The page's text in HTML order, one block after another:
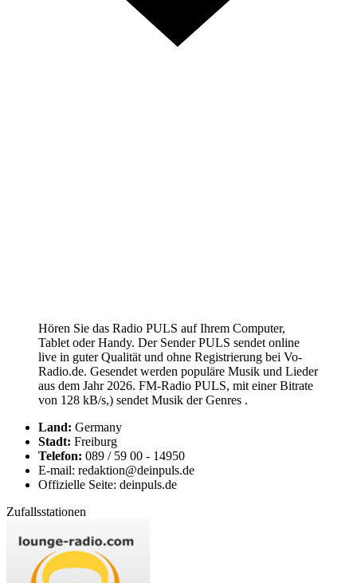
Hören Sie das Radio PULS auf Ihrem Computer,
Tablet oder Handy. Der Sender PULS sendet online
live in guter Qualität und ohne Registrierung bei Vo-
Radio.de. Gesendet werden populäre Musik und Lieder
aus dem Jahr 2026. FM-Radio PULS, mit einer Bitrate
von 128 kB/s,) sendet Musik der Genres .
Land: Germany
Stadt: Freiburg
Telefon: 089 / 59 00 - 14950
E-mail: redaktion@deinpuls.de
Offizielle Seite: deinpuls.de
Zufallsstationen